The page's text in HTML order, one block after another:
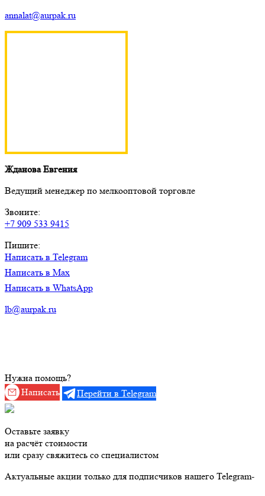
annalat@aurpak.ru
Жданова Евгения
Ведущий менеджер по мелкооптовой торговле
Звоните:
+7 909 533 9415
Пишите:
Написать в Telegram
Написать в Max
Написать в WhatsApp
lb@aurpak.ru
Нужна помощь?
Написать
Перейти в Telegram
Оставьте заявку
на расчёт стоимости
или сразу свяжитесь со специалистом
Актуальные акции только для подписчиков нашего Telegram-